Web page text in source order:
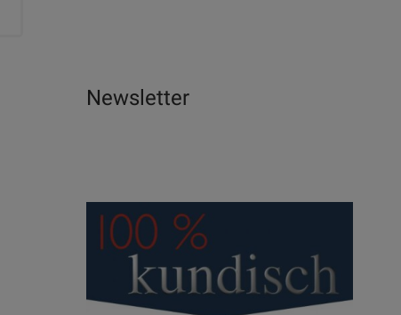
Newsletter